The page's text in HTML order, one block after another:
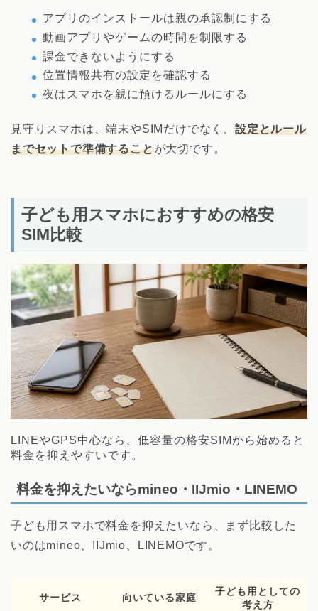
アプリのインストールは親の承認制にする
動画アプリやゲームの時間を制限する
課金できないようにする
位置情報共有の設定を確認する
夜はスマホを親に預けるルールにする
見守りスマホは、端末やSIMだけでなく、 設定とルール
までセットで準備することが大切です。
子ども用スマホにおすすめの格安
SIM比較
LINEやGPS中心なら、低容量の格安SIMから始めると
料金を抑えやすいです。
料金を抑えたいならmineo・IIJmio・LINEMO
子ども用スマホで料金を抑えたいなら、まず比較した
いのはmineo、IIJmio、LINEMOです。
サービス 向いている家庭
子ども用としての
考え方